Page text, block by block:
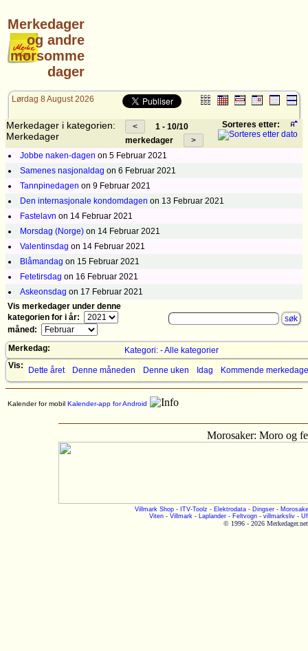
Merkedager
og andre
morsomme
dager
Lørdag 8 August 2026
Merkedager i kategorien:
Merkedager
1 - 10/10
merkedager
Sorteres etter:
Jobbe naken-dagen on 5 Februar 2021
Samenes nasjonaldag on 6 Februar 2021
Tannpinedagen on 9 Februar 2021
Den internasjonale kondomdagen on 13 Februar 2021
Fastelavn on 14 Februar 2021
Morsdag (Norge) on 14 Februar 2021
Valentinsdag on 14 Februar 2021
Blåmandag on 15 Februar 2021
Fetetirsdag on 16 Februar 2021
Askeonsdag on 17 Februar 2021
Vis merkedager under denne
kategorien for i år:
måned:
Merkedag:
Kategori: - Alle kategorier
Vis:
Dette året Denne måneden Denne uken Idag Kommende
Kalender for mobil Kalender-app for Android
Morosaker: Moro og
Villmark Shop- ITV-Toolz - Elektrodata- Dingser-
Viten - Villmark - Laplander - Feltvogn - villmarksliv -
© 1996 - 2026 Merkedager.net